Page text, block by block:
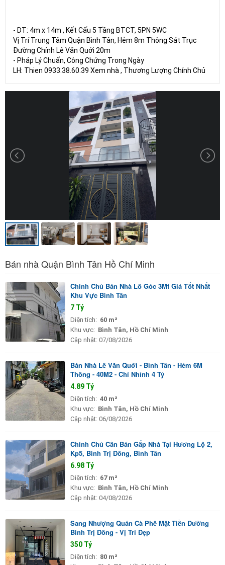
- DT: 4m x 14m , Kết Cấu 5 Tầng BTCT, 5PN 5WC
Vị Trí Trung Tâm Quận Bình Tân, Hẻm 8m Thông Sát Trục
Đường Chính Lê Văn Quới 20m
- Pháp Lý Chuẩn, Công Chứng Trong Ngày
LH: Thien 0933.38.60.39 Xem nhà , Thương Lượng Chính Chủ
Bán nhà Quận Bình Tân Hồ Chí Minh
Chính Chủ Bán Nhà Lô Góc 3Mt Giá Tốt Nhất
Khu Vực Bình Tân
7 Tỷ
Diện tích: 60 m²
Khu vực: Bình Tân, Hồ Chí Minh
Cập nhật: 07/08/2026
Bán Nhà Lê Văn Quới - Bình Tân - Hẻm 6M
Thông - 40M2 - Chỉ Nhỉnh 4 Tỷ
4.89 Tỷ
Diện tích: 40 m²
Khu vực: Bình Tân, Hồ Chí Minh
Cập nhật: 06/08/2026
Chính Chủ Cần Bán Gấp Nhà Tại Hương Lộ 2,
Kp5, Bình Trị Đông, Bình Tân
6.98 Tỷ
Diện tích: 67 m²
Khu vực: Bình Tân, Hồ Chí Minh
Cập nhật: 04/08/2026
Sang Nhượng Quán Cà Phê Mặt Tiền Đường
Bình Trị Đông - Vị Trí Đẹp
350 Tỷ
Diện tích: 80 m²